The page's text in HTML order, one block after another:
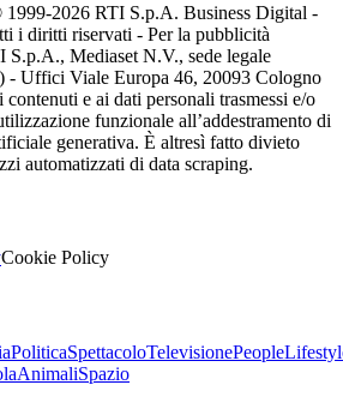
1999-2026 RTI S.p.A. Business Digital -
i diritti riservati - Per la pubblicità
Mediaset N.V., sede legale
- Uffici Viale Europa 46, 20093 Cologno
contenuti e ai dati personali trasmessi e/o
funzionale all’addestramento di
generativa. È altresì fatto divieto
automatizzati di data scraping.
Cookie Policy
PoliticaSpettacoloTelevisionePeople
AnimaliSpazio